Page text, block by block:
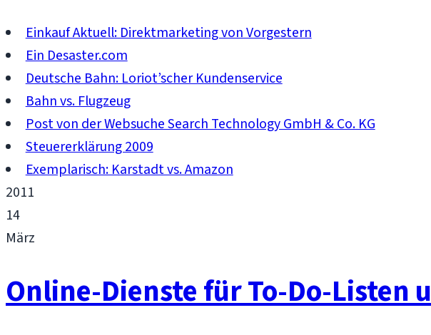
Einkauf Aktuell: Direktmarketing von Vorgestern
Ein Desaster.com
Deutsche Bahn: Loriot’scher Kundenservice
Bahn vs. Flugzeug
Post von der Websuche Search Technology GmbH & Co. KG
Steuererklärung 2009
Exemplarisch: Karstadt vs. Amazon
2011
14
März
Online-Dienste für To-Do-Listen